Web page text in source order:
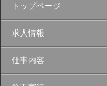
トップページ
求人情報
仕事内容